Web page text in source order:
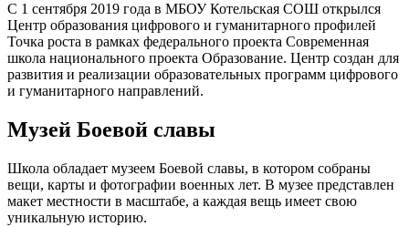
С 1 сентября 2019 года в МБОУ Котельская СОШ открылся
Центр образования цифрового и гуманитарного профилей
Точка роста в рамках федерального проекта Современная
школа национального проекта Образование. Центр создан для
развития и реализации образовательных программ цифрового
и гуманитарного направлений.
Музей Боевой славы
Школа обладает музеем Боевой славы, в котором собраны
вещи, карты и фотографии военных лет. В музее представлен
макет местности в масштабе, а каждая вещь имеет свою
уникальную историю.